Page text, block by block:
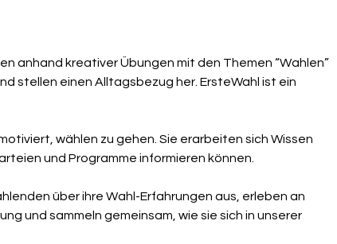
anhand kreativer Übungen mit den Themen “Wahlen”
stellen einen Alltagsbezug her. ErsteWahl ist ein
wählen zu gehen. Sie erarbeiten sich Wissen
und Programme informieren können.
über ihre Wahl-Erfahrungen aus, erleben an
und sammeln gemeinsam, wie sie sich in unserer